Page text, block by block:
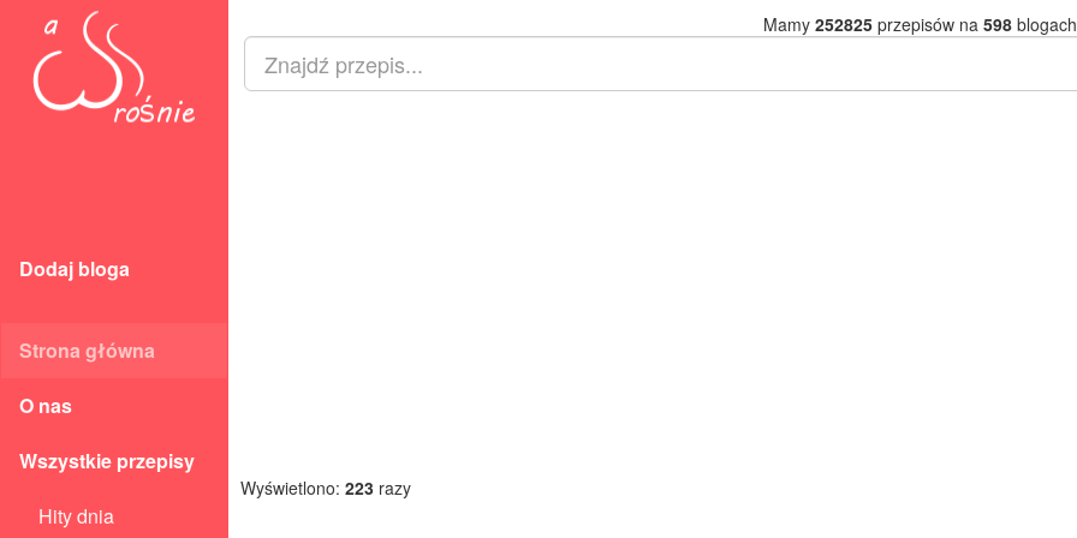
Dodaj bloga
Strona główna
O nas
Wszystkie przepisy
Hity dnia
Mamy 252825przepisów na 598
Wyświetlono: 223 razy